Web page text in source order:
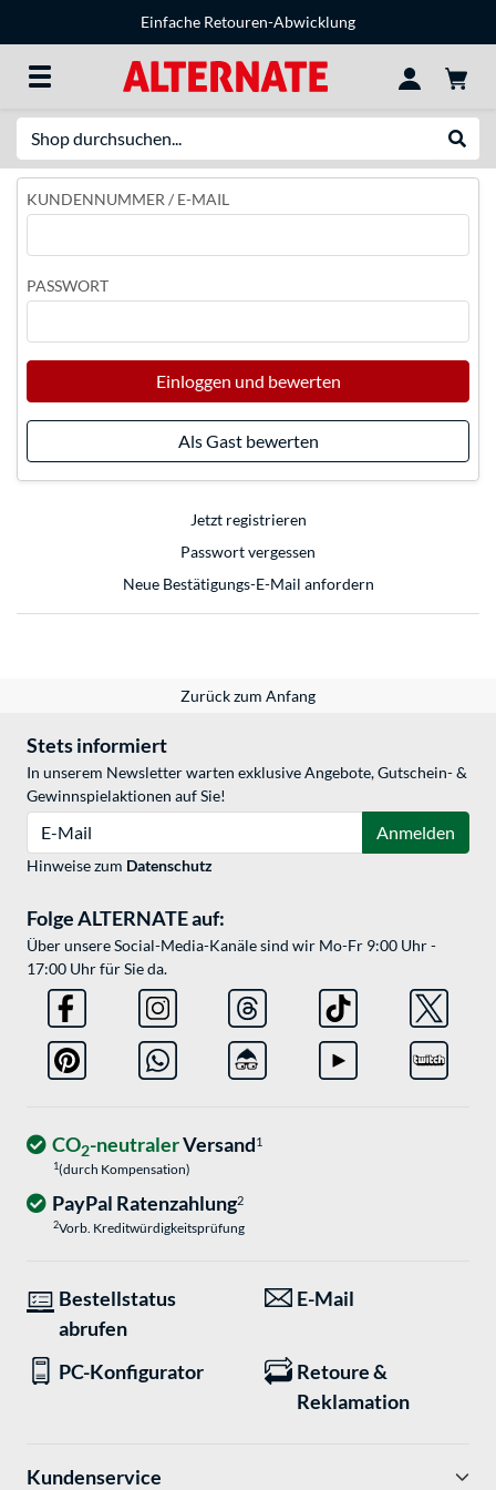
Einfache Retouren-Abwicklung
KUNDENNUMMER / E-MAIL
PASSWORT
Einloggen und bewerten
Als Gast bewerten
Jetzt registrieren
Passwort vergessen
Neue Bestätigungs-E-Mail anfordern
Zurück zum Anfang
Stets informiert
In unserem Newsletter warten exklusive Angebote, Gutschein- &
Gewinnspielaktionen auf Sie!
Anmelden
Hinweise zum Datenschutz
Folge ALTERNATE auf:
Über unsere Social-Media-Kanäle sind wir Mo-Fr 9:00 Uhr -
17:00 Uhr für Sie da.
CO2-neutralerVersand1
1(durch Kompensation)
PayPal Ratenzahlung2
2Vorb. Kreditwürdigkeitsprüfung
Bestellstatus
abrufen
E-Mail
PC-Konfigurator
Retoure &
Reklamation
Kundenservice